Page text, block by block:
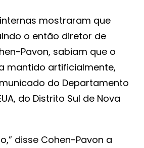
mostraram que
o então diretor de
Pavon, sabiam que o
mantido artificialmente,
do Departamento
do Distrito Sul de Nova
disse Cohen-Pavon a